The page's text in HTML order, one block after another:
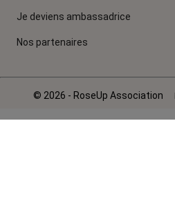
Je deviens ambassadrice
Nos partenaires
© 2026 - RoseUp Association